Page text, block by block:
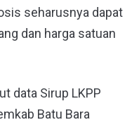
seharusnya dapat
dan harga satuan
data Sirup LKPP
Batu Bara